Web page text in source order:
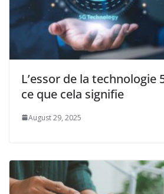
L’essor de la technologie
ce que cela signifie
August 29, 2025